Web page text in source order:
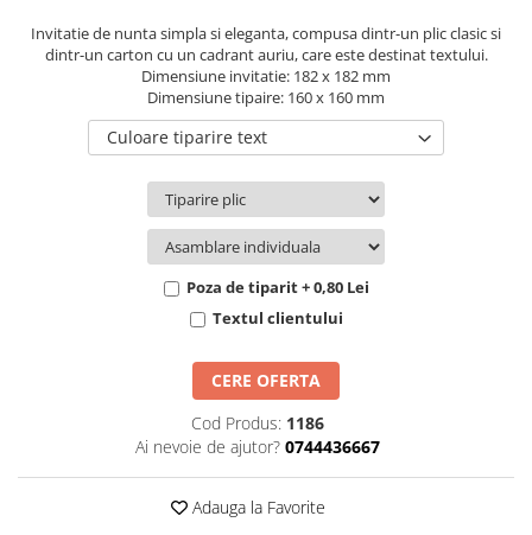
Pungi si cutii prajituri
Sticle si borcane
Cutii flori de hartie
Cutii flori de sapun
Cutii LUX
Aranjamente tematice
2020 Craciun si Anul Nou
Buchete extravagante
Invitatie de nunta simpla si eleganta, compusa dintr-un plic clasic si
dintr-un carton cu un cadrant auriu, care este destinat textului.
Dimensiune invitatie: 182 x 182 mm
Dimensiune tipaire: 160 x 160 mm
Culoare tiparire text
Poza de tiparit + 0,80 Lei
Textul clientului
CERE OFERTA
Cod Produs: 1186
Ai nevoie de ajutor? 0744436667
Adauga la Favorite